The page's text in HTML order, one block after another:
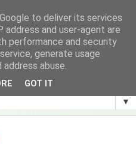
▼
to deliver its services
address and user-agent are
performance and security
generate usage
abuse.
GOT IT